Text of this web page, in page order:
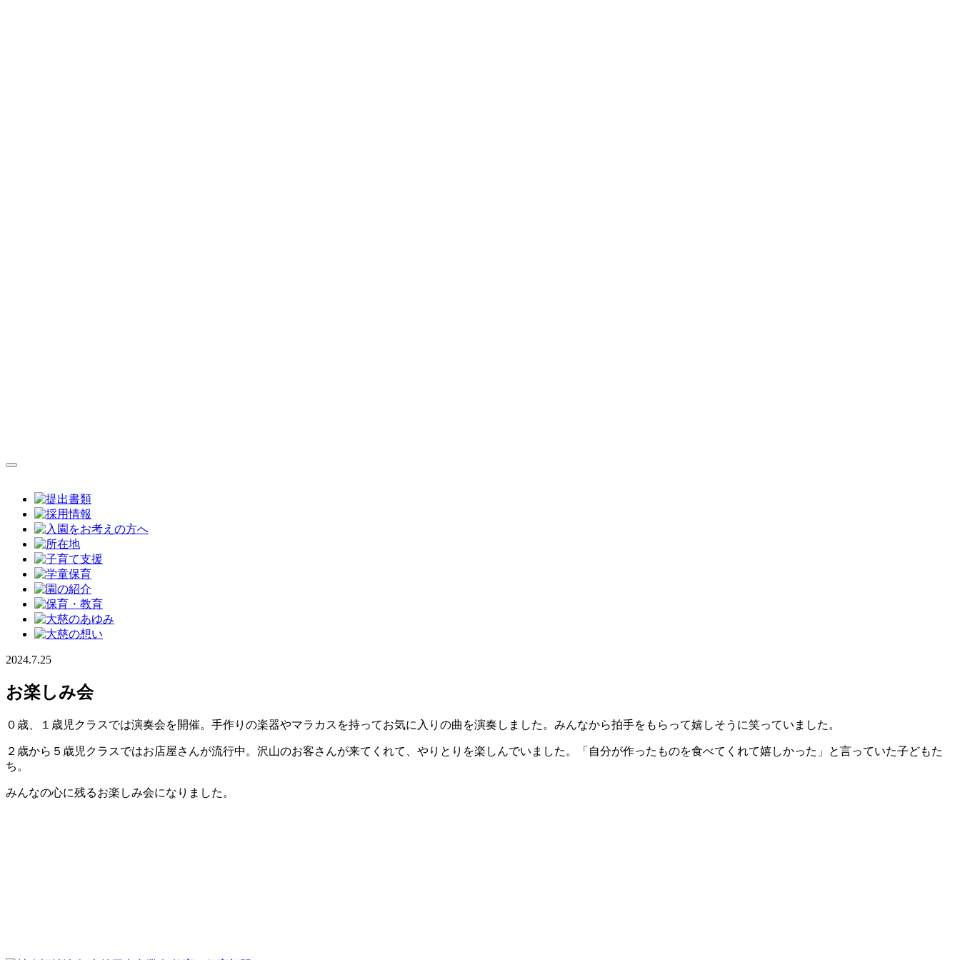
2024.7.25
お楽しみ会
０歳、１歳児クラスでは演奏会を開催。手作りの楽器やマラカスを持ってお気に入りの曲を演奏しました。みんなから拍手をもらって嬉しそうに笑っていました。
２歳から５歳児クラスではお店屋さんが流行中。沢山のお客さんが来てくれて、やりとりを楽しんでいました。「自分が作ったものを食べてくれて嬉しかった」と言っていた子どもた
ち。
みんなの心に残るお楽しみ会になりました。